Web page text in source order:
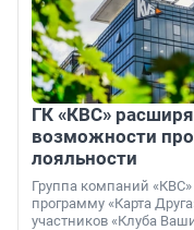
ГК «КВС»
возможности
лояльности
Группа компаний
программу «Карта
участников «Клуба